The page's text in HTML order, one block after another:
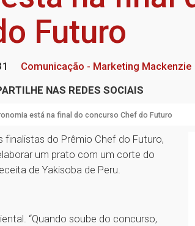
Futuro
Comunicação - Marketing Mackenzie
NAS REDES SOCIAIS
está na final do concurso Chef do Futuro
finalistas do Prêmio Chef do Futuro,
um prato com um corte do
de Yakisoba de Peru.
“Quando soube do concurso,